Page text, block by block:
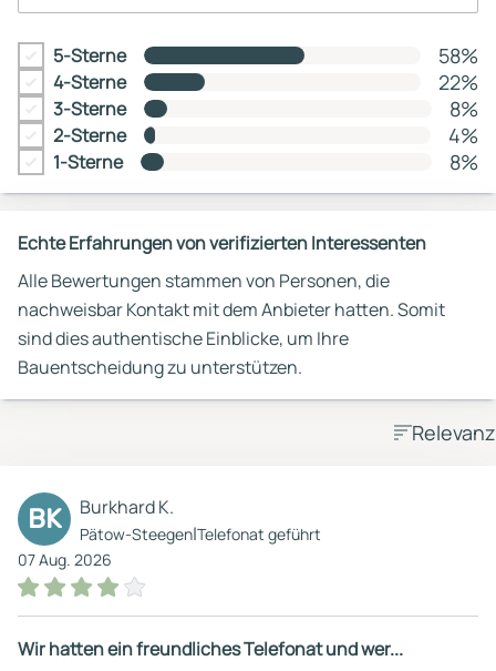
5-Sterne 58%
4-Sterne 22%
3-Sterne 8%
2-Sterne 4%
1-Sterne 8%
Echte Erfahrungen von verifizierten Interessenten
Alle Bewertungen stammen von Personen, die
nachweisbar Kontakt mit dem Anbieter hatten. Somit
sind dies authentische Einblicke, um Ihre
Bauentscheidung zu unterstützen.
Relevanz
BK Burkhard K.
Pätow-Steegen|Telefonat geführt
07 Aug. 2026
Wir hatten ein freundliches Telefonat und wer...